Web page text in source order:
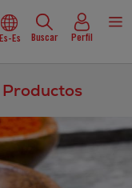
Es-Es Buscar Perfil
Productos